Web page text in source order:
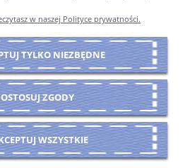
O NAS
WERSJĘ STRONY
Shoper Premium
w naszej Polityce prywatności.
TYLKO NIEZBĘDNE
ZGODY
WSZYSTKIE